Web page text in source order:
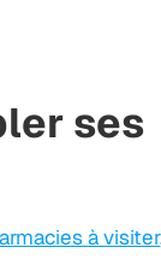
ses
à visiter